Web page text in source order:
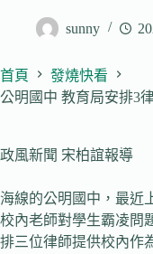
sunny
首頁
發燒快看
公明國中 教育局安排3
政風新聞 宋柏誼報導
海線的公明國中，最近
校內老師對學生霸凌問
排三位律師提供校內作